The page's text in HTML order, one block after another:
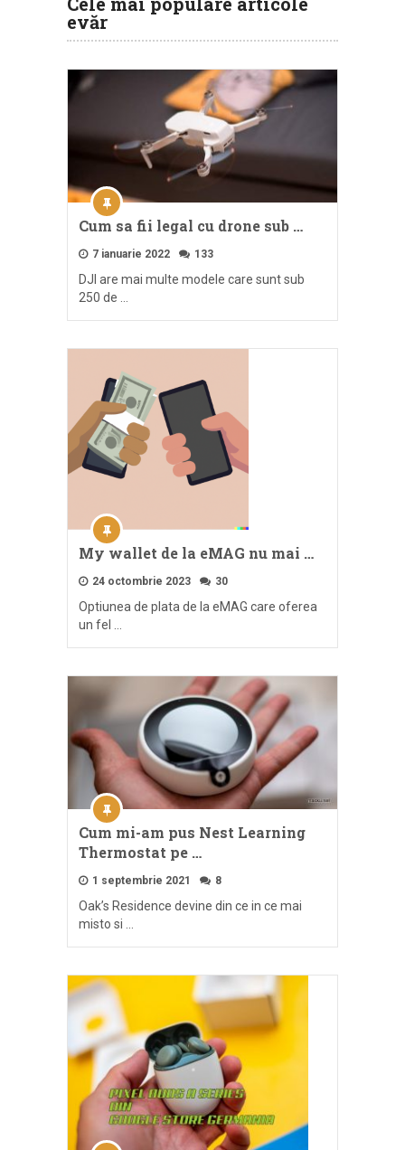
evăr
Cum sa fii legal cu drone sub …
7 ianuarie 2022 133
DJI are mai multe modele care sunt sub
250 de …
My wallet de la eMAG nu mai …
24 octombrie 2023 30
Optiunea de plata de la eMAG care oferea
un fel …
Cum mi-am pus Nest Learning
Thermostat pe …
1 septembrie 2021 8
Oak’s Residence devine din ce in ce mai
misto si …